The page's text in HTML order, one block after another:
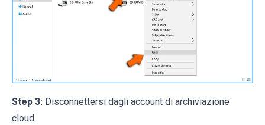
Step 3: Disconnettersi dagli account di archiviazione
cloud.